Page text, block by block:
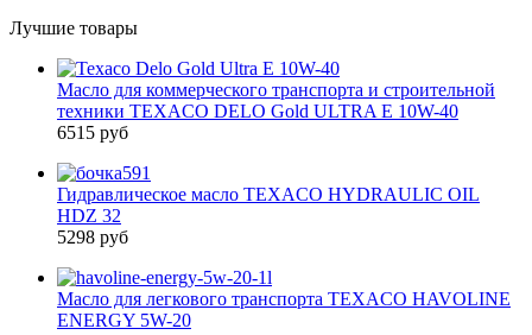
Лучшие товары
Масло для коммерческого транспорта и строительной
техники TEXACO DELO Gold ULTRA E 10W-40
6515 руб
Гидравлическое масло TEXACO HYDRAULIC OIL
HDZ 32
5298 руб
Масло для легкового транспорта TEXACO HAVOLINE
ENERGY 5W-20